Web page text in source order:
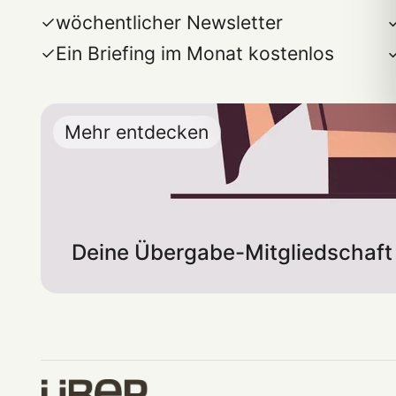
wöchentlicher Newsletter
Ein Briefing im Monat kostenlos
Mehr entdecken
Deine Übergabe-Mitgliedschaft